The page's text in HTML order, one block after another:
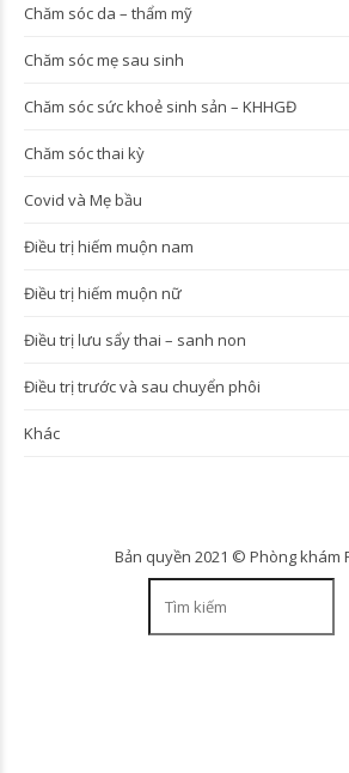
Chăm sóc da – thẩm mỹ
Chăm sóc mẹ sau sinh
Chăm sóc sức khoẻ sinh sản – KHHGĐ
Chăm sóc thai kỳ
Covid và Mẹ bầu
Điều trị hiếm muộn nam
Điều trị hiếm muộn nữ
Điều trị lưu sẩy thai – sanh non
Điều trị trước và sau chuyển phôi
Khác
Bản quyền 2021 © Phòng khám